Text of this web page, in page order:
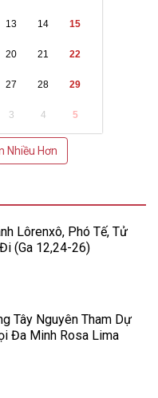
13 14 15
20 21 22
27 28 29
3 4 5
Nhiều Hơn
Lôrenxô, Phó Tế, Tử
(Ga 12,24-26)
Tây Nguyên Tham Dự
Đa Minh Rosa Lima